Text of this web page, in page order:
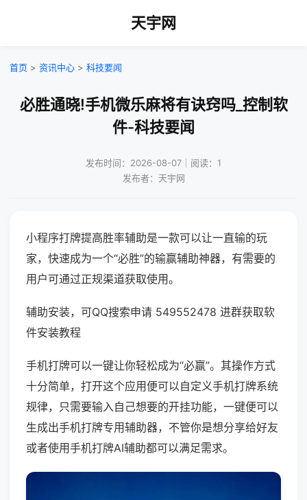
天宇网
首页 > 资讯中心 > 科技要闻
必胜通晓!手机微乐麻将有诀窍吗_控制软
件-科技要闻
发布时间：2026-08-07｜阅读：1
发布者：天宇网
小程序打牌提高胜率辅助是一款可以让一直输的玩
家，快速成为一个“必胜”的输赢辅助神器，有需要的
用户可通过正规渠道获取使用。
辅助安装，可QQ搜索申请 549552478 进群获取软
件安装教程
手机打牌可以一键让你轻松成为“必赢”。其操作方式
十分简单，打开这个应用便可以自定义手机打牌系统
规律，只需要输入自己想要的开挂功能，一键便可以
生成出手机打牌专用辅助器，不管你是想分享给好友
或者使用手机打牌AI辅助都可以满足需求。